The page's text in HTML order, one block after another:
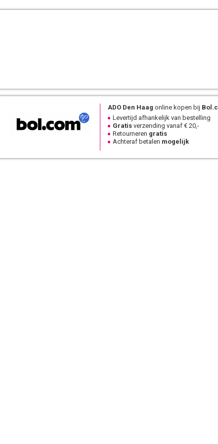
ADO Den Haag online kopen bij Bol.com
Levertijd afhankelijk van bestelling
Gratis verzending vanaf € 20,-
Retourneren gratis
Achteraf betalen mogelijk